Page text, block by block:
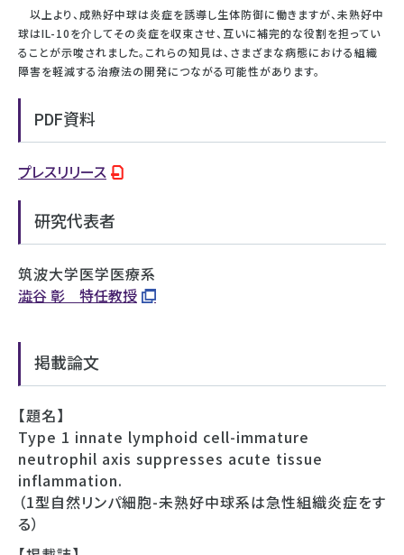
以上より、成熟好中球は炎症を誘導し生体防御に働きますが、未熟好中
球はIL-10を介してその炎症を収束させ、互いに補完的な役割を担ってい
ることが示唆されました。これらの知見は、さまざまな病態における組織
障害を軽減する治療法の開発につながる可能性があります。
PDF資料
プレスリリース
研究代表者
筑波大学医学医療系
澁谷 彰 特任教授
掲載論文
【題名】
Type 1 innate lymphoid cell-immature
neutrophil axis suppresses acute tissue
inflammation.
（1型自然リンパ細胞-未熟好中球系は急性組織炎症をす
る）